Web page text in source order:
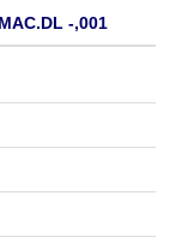
-,001